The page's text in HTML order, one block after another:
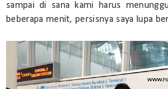
sampai di sana kami harus
beberapa menit, persisnya saya lupa